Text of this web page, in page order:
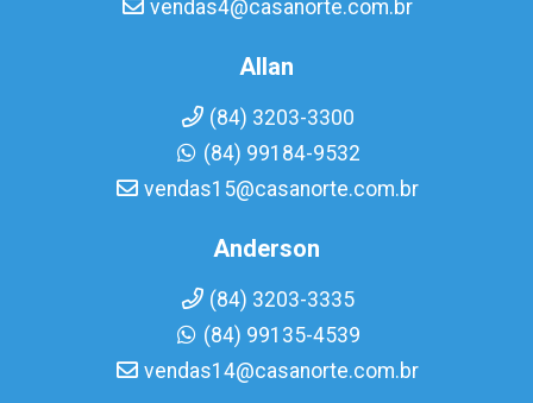
vendas4@casanorte.com.br
Allan
(84) 3203-3300
(84) 99184-9532
vendas15@casanorte.com.br
Anderson
(84) 3203-3335
(84) 99135-4539
vendas14@casanorte.com.br